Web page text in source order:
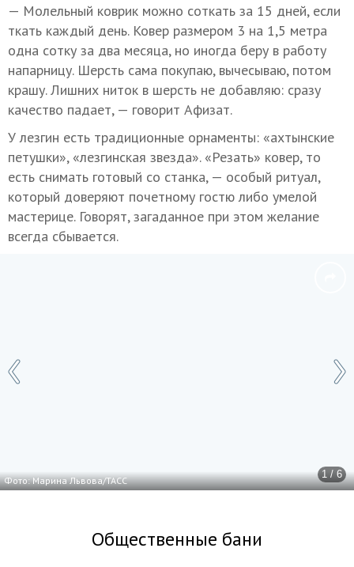
— Молельный коврик можно соткать за 15 дней, если
ткать каждый день. Ковер размером 3 на 1,5 метра
одна сотку за два месяца, но иногда беру в работу
напарницу. Шерсть сама покупаю, вычесываю, потом
крашу. Лишних ниток в шерсть не добавляю: сразу
качество падает, — говорит Афизат.
У лезгин есть традиционные орнаменты: «ахтынские
петушки», «лезгинская звезда». «Резать» ковер, то
есть снимать готовый со станка, — особый ритуал,
который доверяют почетному гостю либо умелой
мастерице. Говорят, загаданное при этом желание
всегда сбывается.
1 / 6
Фото: Марина Львова/ТАСС
Общественные бани